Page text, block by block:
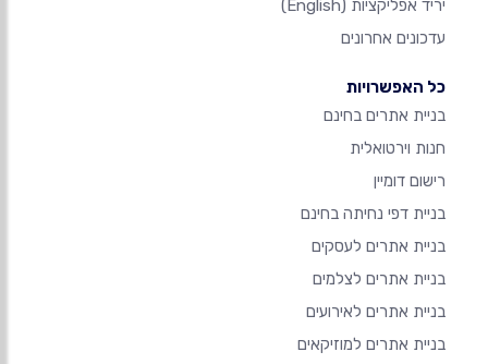
יריד אפליקציות (English)
עדכונים אחרונים
כל האפשרויות
בניית אתרים בחינם
חנות וירטואלית
רישום דומיין
בניית דפי נחיתה בחינם
בניית אתרים לעסקים
בניית אתרים לצלמים
בניית אתרים לאירועים
בניית אתרים למוזיקאים